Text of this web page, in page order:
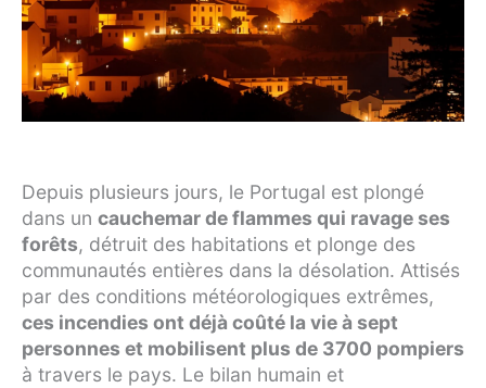
Depuis plusieurs jours, le Portugal est plongé
dans un cauchemar de flammes qui ravage ses
forêts, détruit des habitations et plonge des
communautés entières dans la désolation. Attisés
par des conditions météorologiques extrêmes,
ces incendies ont déjà coûté la vie à sept
personnes et mobilisent plus de 3700 pompiers
à travers le pays. Le bilan humain et